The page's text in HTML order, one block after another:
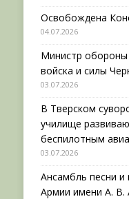
Освобождена
04.07.2026
Министр
войска и силы
03.07.2026
В Тверском
училище
беспилотным
03.07.2026
Ансамбль песни и
Армии имени А. В.